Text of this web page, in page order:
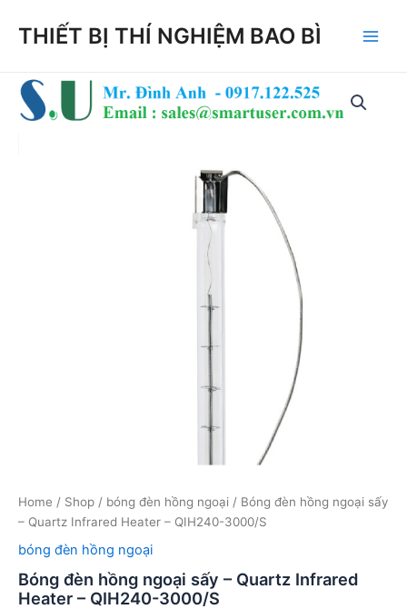
THIẾT BỊ THÍ NGHIỆM BAO BÌ
Home / Shop / bóng đèn hồng ngoại / Bóng đèn hồng ngoại sấy
– Quartz Infrared Heater – QIH240-3000/S
bóng đèn hồng ngoại
Bóng đèn hồng ngoại sấy – Quartz Infrared
Heater – QIH240-3000/S